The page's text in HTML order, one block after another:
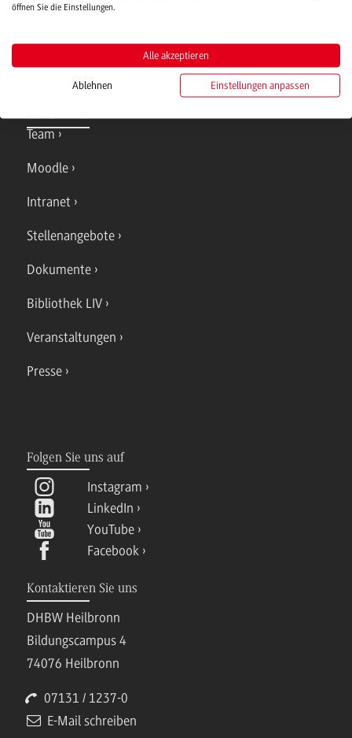
Quicklinks
Team
Moodle
Intranet
Stellenangebote
Dokumente
Bibliothek LIV
Veranstaltungen
Presse
Folgen Sie uns auf
Instagram
LinkedIn
YouTube
Facebook
Kontaktieren Sie uns
DHBW Heilbronn
Bildungscampus 4
74076 Heilbronn
07131 / 1237-0
E-Mail schreiben
öffnen Sie die Einstellungen.
Alle akzeptieren
Ablehnen Einstellungen anpassen